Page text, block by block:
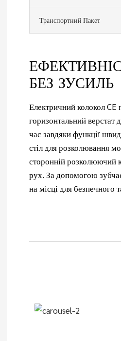
Транспортний Пакет
БЕЗ ЗУСИЛЬ
Електричний колокол
горизонтальний
час завдяки функції
стіл для розколювання
сторонній розколюючий
рух. За допомогою
на місці для безпечного